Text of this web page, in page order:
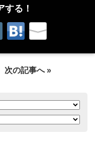
する！
次の記事へ »